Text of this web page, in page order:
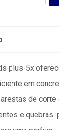
plus-5x
em
de corte
e quebras.